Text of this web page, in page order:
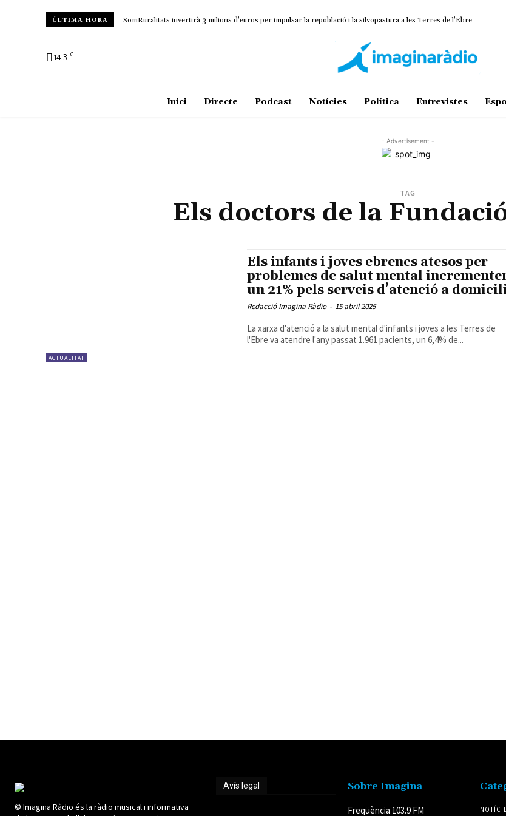
ÚLTIMA HORA SomRuralitats invertirà 3 milions d’euros per impulsar la repoblació i la silvopastura a les Terres de l’Ebre
14.3 C
Inici Directe Podcast Notícies Política Entrevistes
- Advertisement -
TAG
Els doctors de la
ACTUALITAT
Els infants i joves ebrencs atesos per
problemes de salut mental
un 21% pels serveis d’atenció a
Redacció Imagina Ràdio - 15 abril 2025
La xarxa d'atenció a la salut mental d'infants i joves a les Terres de
l'Ebre va atendre l'any passat 1.961 pacients, un 6,4% de...
© Imagina Ràdio és la ràdio musical i informativa
Avís legal Sobre Imagina
Freqüència 103.9 FM